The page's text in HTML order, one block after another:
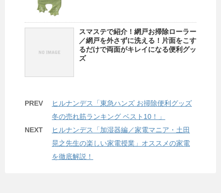
スマステで紹介！網戸お掃除ローラー
／網戸を外さずに洗える！片面をこす
るだけで両面がキレイになる便利グッ
ズ
PREV
ヒルナンデス「東急ハンズ お掃除便利グッズ
冬の売れ筋ランキング ベスト10！」
NEXT
ヒルナンデス「加湿器編／家電マニア・土田
晃之先生の楽しい家電授業」オススメの家電
を徹底解説！